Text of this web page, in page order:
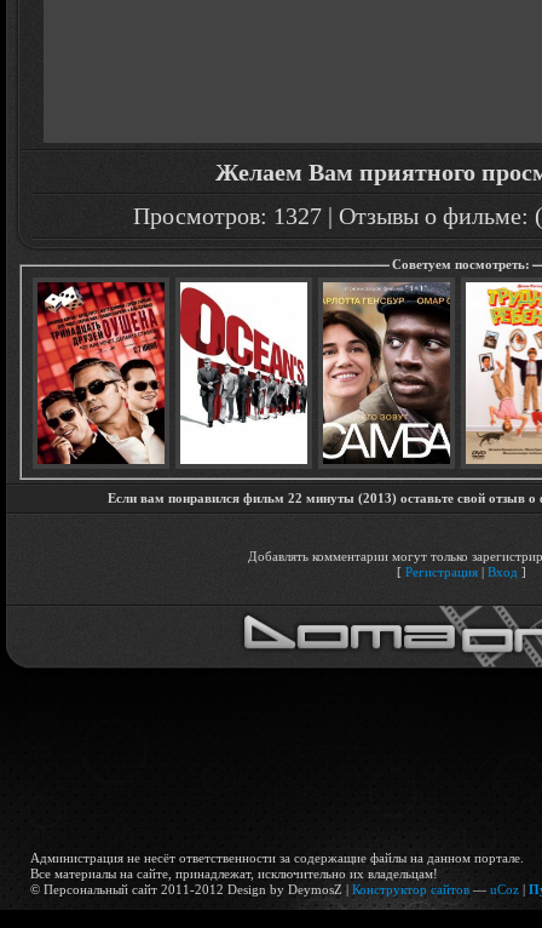
Желаем Вам приятного
Просмотров: 1327 | Отзывы о фильме:
Советуем посмотреть:
Если вам понравился фильм 22 минуты (2013) оставьте свой отзыв
Добавлять комментарии могут только
[ Регистрация| Вход ]
Администрация не несёт ответственности за содержащие файлы на данном портале.
Все материалы на сайте, принадлежат, исключительно их владельцам!
© Персональный сайт 2011-2012 Design by DeymosZ | Конструктор сайтов — uCoz |